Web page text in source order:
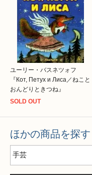
ユーリー・バスネツォフ
『Кот, Петух и Лиса／ねこと
おんどりときつね』
SOLD OUT
ほかの商品を探す